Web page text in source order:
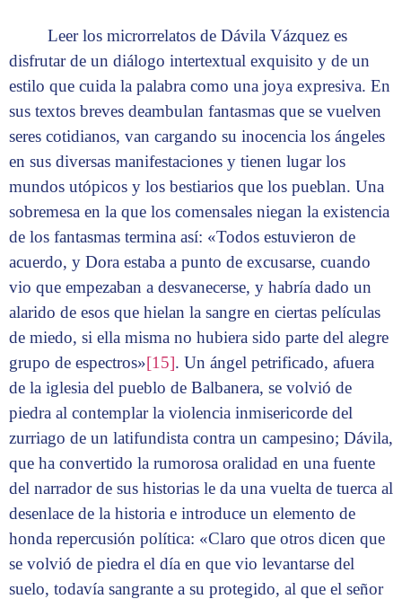
Leer los microrrelatos de Dávila Vázquez es
disfrutar de un diálogo intertextual exquisito y de un
estilo que cuida la palabra como una joya expresiva. En
sus textos breves deambulan fantasmas que se vuelven
seres cotidianos, van cargando su inocencia los ángeles
en sus diversas manifestaciones y tienen lugar los
mundos utópicos y los bestiarios que los pueblan. Una
sobremesa en la que los comensales niegan la existencia
de los fantasmas termina así: «Todos estuvieron de
acuerdo, y Dora estaba a punto de excusarse, cuando
vio que empezaban a desvanecerse, y habría dado un
alarido de esos que hielan la sangre en ciertas películas
de miedo, si ella misma no hubiera sido parte del alegre
grupo de espectros»[15]. Un ángel petrificado, afuera
de la iglesia del pueblo de Balbanera, se volvió de
piedra al contemplar la violencia inmisericorde del
zurriago de un latifundista contra un campesino; Dávila,
que ha convertido la rumorosa oralidad en una fuente
del narrador de sus historias le da una vuelta de tuerca al
desenlace de la historia e introduce un elemento de
honda repercusión política: «Claro que otros dicen que
se volvió de piedra el día en que vio levantarse del
suelo, todavía sangrante a su protegido, al que el señor